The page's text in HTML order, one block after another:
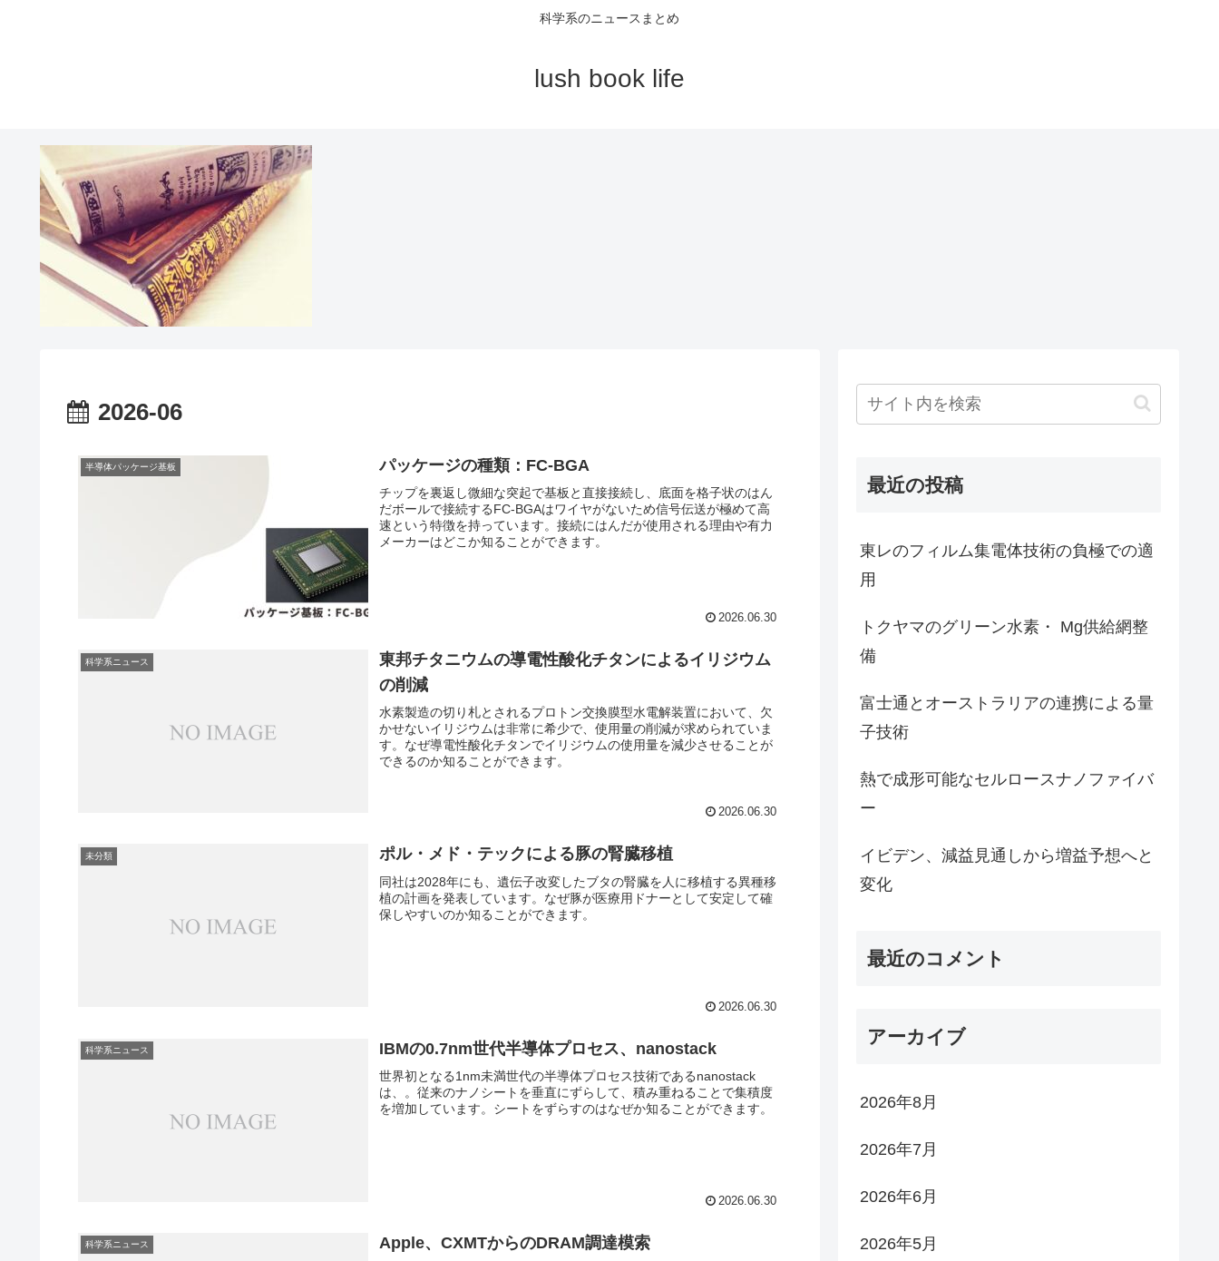
科学系のニュースまとめ
lush book life
2026-06
半導体パッケージ基板 パッケージの種類：FC-BGA
チップを裏返し微細な突起で基板と直接接続し、底面を格子状のはん
だボールで接続するFC-BGAはワイヤがないため信号伝送が極めて高
速という特徴を持っています。接続にはんだが使用される理由や有力
メーカーはどこか知ることができます。
2026.06.30
科学系ニュース
東邦チタニウムの導電性酸化チタンによるイリジウム
の削減
水素製造の切り札とされるプロトン交換膜型水電解装置において、欠
かせないイリジウムは非常に希少で、使用量の削減が求められていま
す。なぜ導電性酸化チタンでイリジウムの使用量を減少させることが
できるのか知ることができます。
2026.06.30
未分類 ポル・メド・テックによる豚の腎臓移植
同社は2028年にも、遺伝子改変したブタの腎臓を人に移植する異種移
植の計画を発表しています。なぜ豚が医療用ドナーとして安定して確
保しやすいのか知ることができます。
2026.06.30
科学系ニュース IBMの0.7nm世代半導体プロセス、nanostack
世界初となる1nm未満世代の半導体プロセス技術であるnanostack
は、。従来のナノシートを垂直にずらして、積み重ねることで集積度
を増加しています。シートをずらすのはなぜか知ることができます。
2026.06.30
科学系ニュース Apple、CXMTからのDRAM調達模索
最近の投稿
東レのフィルム集電体技術の負極での適
用
トクヤマのグリーン水素・ Mg供給網整
備
富士通とオーストラリアの連携による量
子技術
熱で成形可能なセルロースナノファイバ
ー
イビデン、減益見通しから増益予想へと
変化
最近のコメント
アーカイブ
2026年8月
2026年7月
2026年6月
2026年5月